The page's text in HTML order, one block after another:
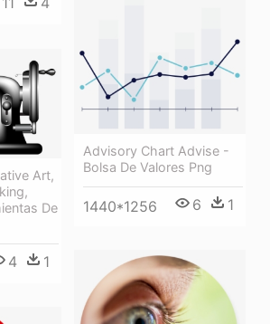
Advisory Chart Advise -
Bolsa De Valores Png
1440*1256 6 1
Art,
De
4 1